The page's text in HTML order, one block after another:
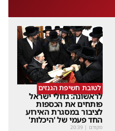
לטובת חשיפת הגנזים
לראשונה: גדולי ישראל
פותחים את הכספות
לציבור במסגרת האירוע
החד פעמי של 'היכלות'
מקודם |
20:39